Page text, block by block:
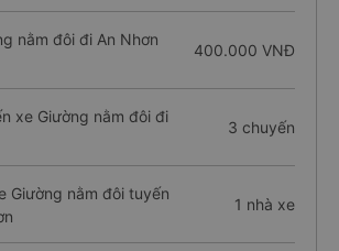
nằm đôi đi An Nhơn
400.000 VNĐ
xe Giường nằm đôi đi
3 chuyến
Giường nằm đôi tuyến
1 nhà xe